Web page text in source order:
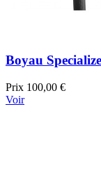
Boyau
Prix 100,00 €
Voir